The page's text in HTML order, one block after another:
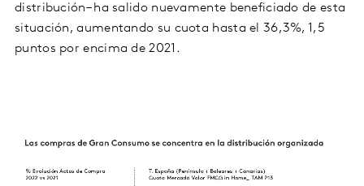
distribución– ha salido nuevamente beneficiado de esta
situación, aumentando su cuota hasta el 36,3%, 1,5
puntos por encima de 2021.